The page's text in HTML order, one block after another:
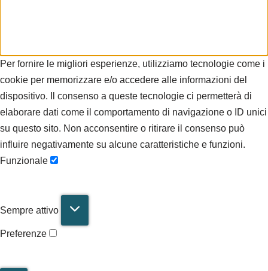
Per fornire le migliori esperienze, utilizziamo tecnologie come i
cookie per memorizzare e/o accedere alle informazioni del
dispositivo. Il consenso a queste tecnologie ci permetterà di
elaborare dati come il comportamento di navigazione o ID unici
su questo sito. Non acconsentire o ritirare il consenso può
influire negativamente su alcune caratteristiche e funzioni.
Funzionale
Sempre attivo
Preferenze